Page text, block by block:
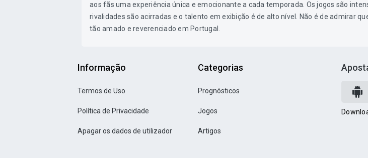
aos fãs uma experiência única e emocionante a cada temporada. Os jogos são
rivalidades são acirradas e o talento em exibição é de alto nível. Não é de admirar
tão amado e reverenciado em Portugal.
Informação
Termos de Uso
Política de Privacidade
Apagar os dados de utilizador
Categorias
Prognósticos
Jogos
Artigos